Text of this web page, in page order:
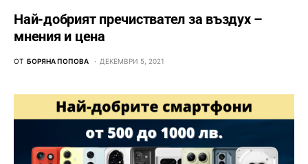
Най-добрият пречиствател за въздух –
мнения и цена
ОТ БОРЯНА ПОПОВА ДЕКЕМВРИ 5, 2021